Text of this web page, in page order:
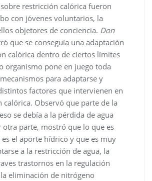
restricción calórica fueron
con jóvenes voluntarios, la
objetores de conciencia. Don
que se conseguía una adaptación
calórica dentro de ciertos límites
organismo pone en juego toda
para adaptarse y
factores que intervienen en
calórica. Observó que parte de la
se debía a la pérdida de agua
otra parte, mostró que lo que es
el aporte hídrico y que es muy
a la restricción de agua, la
trastornos en la regulación
eliminación de nitrógeno